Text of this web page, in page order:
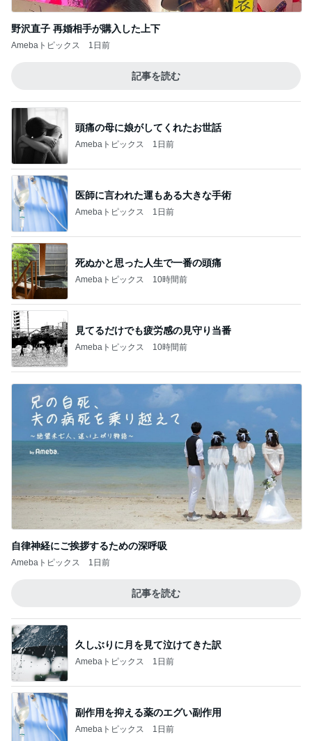
野沢直子 再婚相手が購入した上下
Amebaトピックス 1日前
記事を読む
頭痛の母に娘がしてくれたお世話
Amebaトピックス 1日前
医師に言われた運もある大きな手術
Amebaトピックス 1日前
死ぬかと思った人生で一番の頭痛
Amebaトピックス 10時間前
見てるだけでも疲労感の見守り当番
Amebaトピックス 10時間前
自律神経にご挨拶するための深呼吸
Amebaトピックス 1日前
記事を読む
久しぶりに月を見て泣けてきた訳
Amebaトピックス 1日前
副作用を抑える薬のエグい副作用
Amebaトピックス 1日前